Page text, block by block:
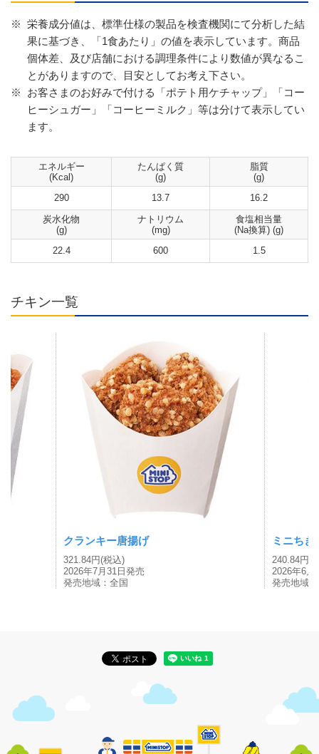
※ 栄養成分値は、標準仕様の製品を検査機関にて分析した結
果に基づき、「1食あたり」の値を表示しています。商品
個体差、及び店舗における調理条件により数値が異なるこ
とがありますので、目安としてお考え下さい。
※
お客さまのお好みで付ける「ポテト用ケチャップ」「コー
ヒーシュガー」「コーヒーミルク」等は分けて表示してい
ます。
エネルギー
(Kcal)
290
たんぱく質
(g)
13.7
脂質
(g)
16.2
炭水化物
(g)
22.4
ナトリウム
(mg)
600
食塩相当量
(Na換算) (g)
1.5
チキン一覧
クランキー唐揚げ
321.84円(税込)
2026年7月31日発売
発売地域：全国
ミニちき
240.84円(
2026年6月
発売地域